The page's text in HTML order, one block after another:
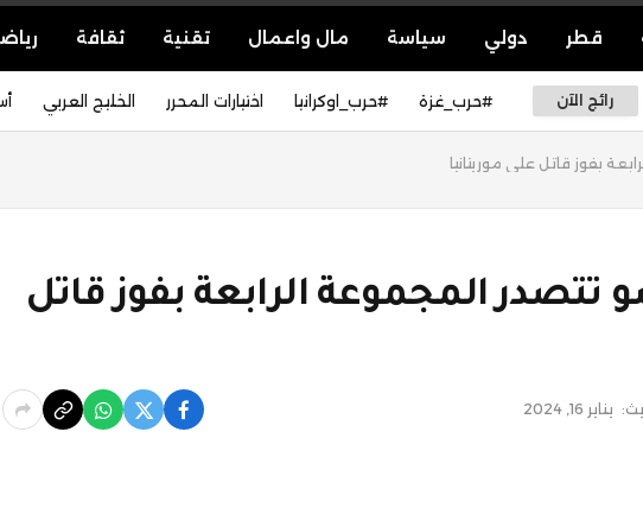
قطر دولي سياسة مال واعمال تقنية ثقافة
رائج الآن #حرب_غزة #حرب_اوكرانيا اختيارات المحرر الخليج العربي
بفوز قاتل على موريتانيا
تتصدر المجموعة الرابعة بفوز قاتل
يناير 16, 2024